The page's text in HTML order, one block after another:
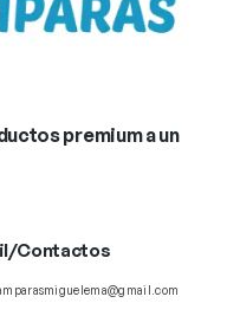
premium a un
Contactos